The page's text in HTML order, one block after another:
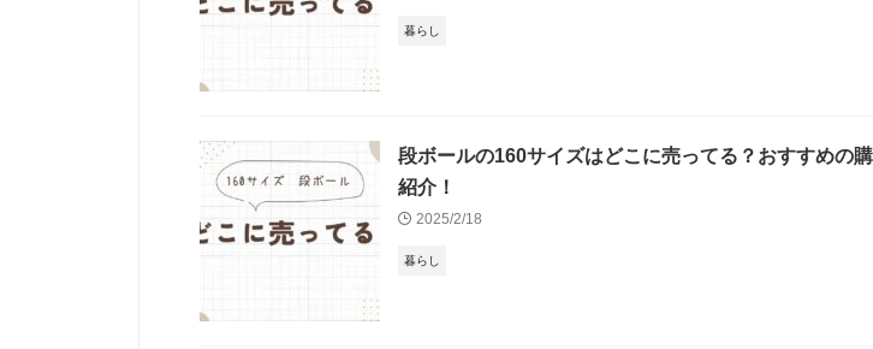
暮らし
段ボールの160サイズはどこに売ってる？おすすめの
紹介！
2025/2/18
暮らし